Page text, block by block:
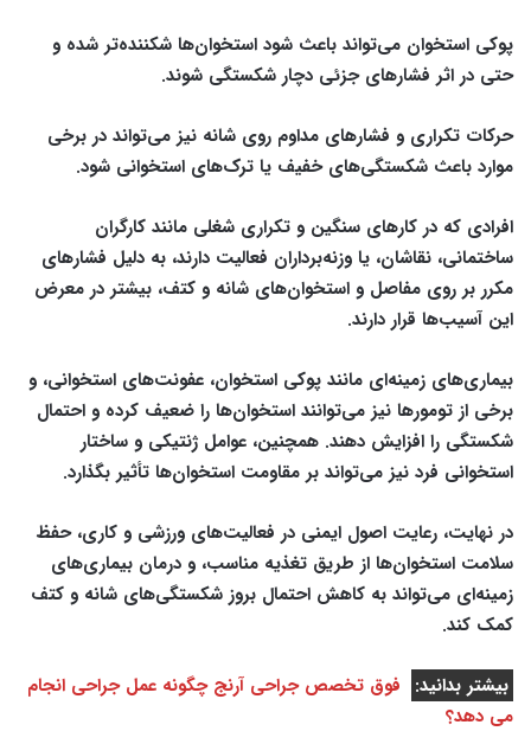
پوکی استخوان می‌تواند باعث شود استخوان‌ها شکننده‌تر شده و
حتی در اثر فشارهای جزئی دچار شکستگی شوند.
حرکات تکراری و فشارهای مداوم روی شانه نیز می‌تواند در برخی
موارد باعث شکستگی‌های خفیف یا ترک‌های استخوانی شود.
افرادی که در کارهای سنگین و تکراری شغلی مانند کارگران
ساختمانی، نقاشان، یا وزنه‌برداران فعالیت دارند، به دلیل فشارهای
مکرر بر روی مفاصل و استخوان‌های شانه و کتف، بیشتر در معرض
این آسیب‌ها قرار دارند.
بیماری‌های زمینه‌ای مانند پوکی استخوان، عفونت‌های استخوانی، و
برخی از تومورها نیز می‌توانند استخوان‌ها را ضعیف کرده و احتمال
شکستگی را افزایش دهند. همچنین، عوامل ژنتیکی و ساختار
استخوانی فرد نیز می‌تواند بر مقاومت استخوان‌ها تأثیر بگذارد.
در نهایت، رعایت اصول ایمنی در فعالیت‌های ورزشی و کاری، حفظ
سلامت استخوان‌ها از طریق تغذیه مناسب، و درمان بیماری‌های
زمینه‌ای می‌تواند به کاهش احتمال بروز شکستگی‌های شانه و کتف
کمک کند.
بیشتر بدانید: فوق تخصص جراحی آرنج چگونه عمل جراحی انجام
می دهد؟